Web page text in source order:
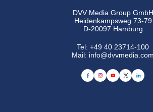
DVV Media Group GmbH
Heidenkampsweg 73-79
D-20097 Hamburg
Tel:+49 40 23714-100
Mail: info@dvvmedia.com